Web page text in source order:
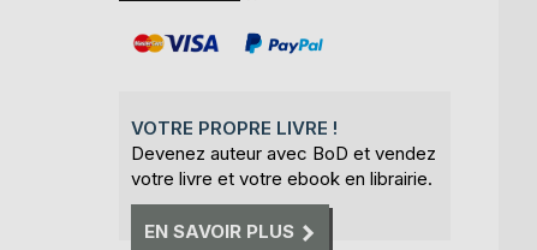
VOTRE PROPRE LIVRE !
Devenez auteur avec BoD et vendez
votre livre et votre ebook en librairie.
EN SAVOIR PLUS